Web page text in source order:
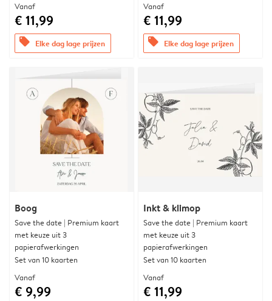
Vanaf
€ 11,99
offers Elke dag lage prijzen
Vanaf
€ 11,99
offers Elke dag lage prijzen
Boog
Save the date | Premium kaart
met keuze uit 3
papierafwerkingen
Set van 10 kaarten
Vanaf
€ 9,99
Inkt & klimop
Save the date | Premium kaart
met keuze uit 3
papierafwerkingen
Set van 10 kaarten
Vanaf
€ 11,99